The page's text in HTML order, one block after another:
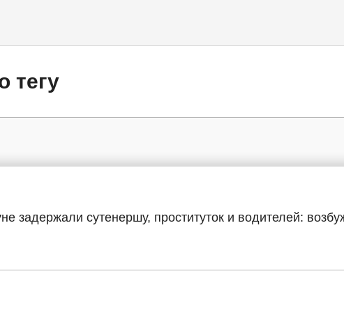
тегу
задержали сутенершу, проституток и водителей: